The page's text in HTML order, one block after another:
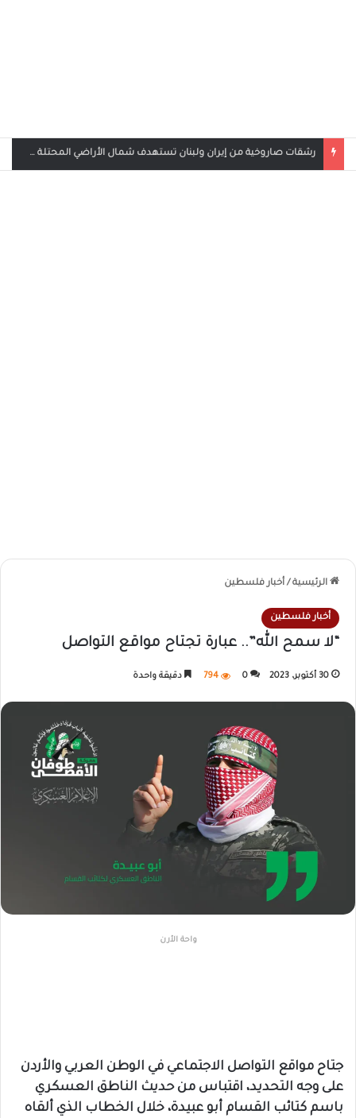
بث مباشر مباراة الأردن والإمارات في كأس العرب 2025
الرئيسية / أخبار فلسطين
أخبار فلسطين
“لا سمح الله”.. عبارة تجتاح مواقع التواصل
30 أكتوبر، 2023 0
794 دقيقة واحدة
واحة الأرن
جتاح مواقع التواصل الاجتماعي في الوطن العربي والأردن
على وجه التحديد، اقتباس من حديث الناطق العسكري
باسم كتائب القسام أبو عبيدة، خلال الخطاب الذي ألقاه